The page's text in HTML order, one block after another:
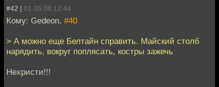
#42 | 01.05.08 12:44
Кому: Gedeon, #40
> А можно еще Белтайн справить. Майский столб
нарядить, вокруг поплясать, костры зажечь
Нехристи!!!